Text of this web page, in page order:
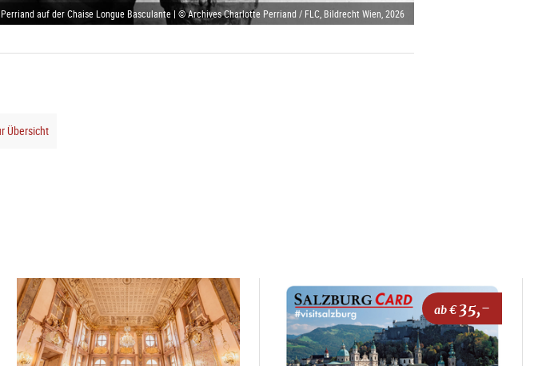
auf der Chaise Longue Basculante | © Archives Charlotte Perriand / FLC, Bildrecht Wien, 2026
Übersicht
ab €35,-